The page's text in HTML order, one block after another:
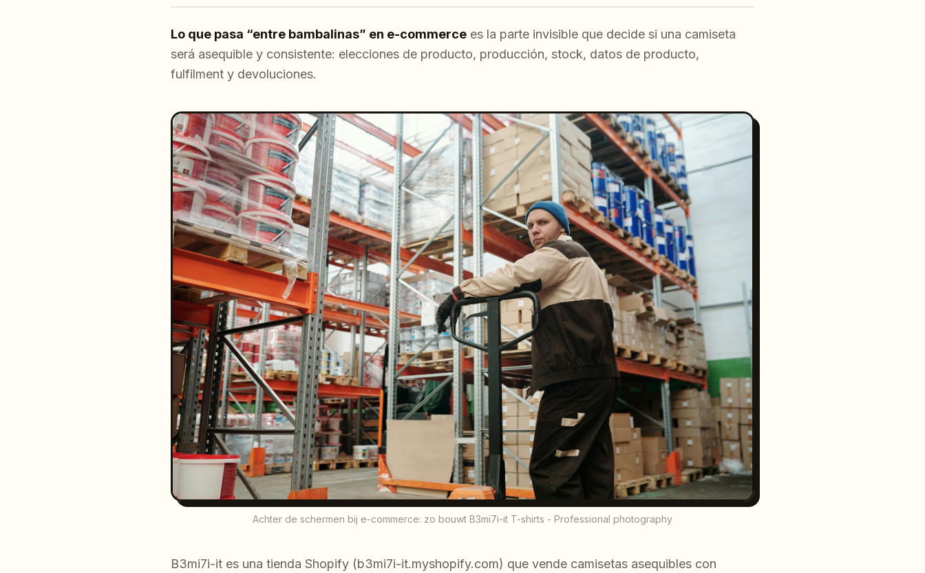
Lo que pasa “entre bambalinas” en e-commerce es la parte invisible que decide si una camiseta
será asequible y consistente: elecciones de producto, producción, stock, datos de producto,
fulfilment y devoluciones.
Achter de schermen bij e-commerce: zo bouwt B3mi7i-it T-shirts - Professional photography
B3mi7i-it es una tienda Shopify (b3mi7i-it.myshopify.com) que vende camisetas asequibles con